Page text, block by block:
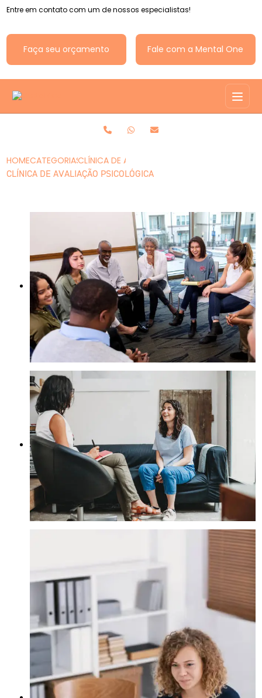
Entre em contato com um de nossos especialistas!
Faça seu orçamento Fale com a Mental One
HOMECATEGORIASCLÍNICA DE AVALIAÇÃO PSICOLÓGICA
CLÍNICA DE AVALIAÇÃO PSICOLÓGICA